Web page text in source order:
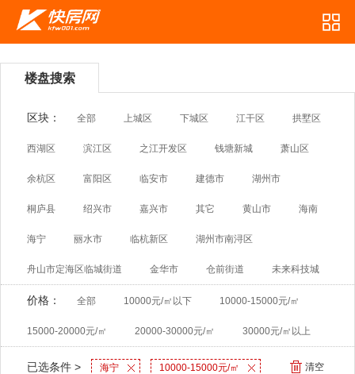
楼盘搜索
区块： 全部 上城区 下城区 江干区 拱墅区
西湖区 滨江区 之江开发区 钱塘新城 萧山区
余杭区 富阳区 临安市 建德市 湖州市
桐庐县 绍兴市 嘉兴市 其它 黄山市 海南
海宁 丽水市 临杭新区 湖州市南浔区
舟山市定海区临城街道 金华市 仓前街道 未来科技城
价格： 全部 10000元/㎡以下 10000-15000元/㎡
15000-20000元/㎡ 20000-30000元/㎡ 30000元/㎡以上
已选条件 > 海宁 10000-15000元/㎡ 清空